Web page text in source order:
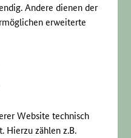
Andere dienen der
erweiterte
Website technisch
Hierzu zählen z.B.